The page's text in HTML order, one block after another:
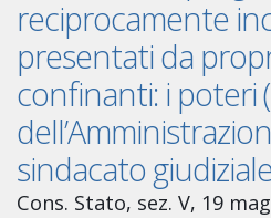
reciprocamente
presentati da
confinanti: i poteri
sindacato
Cons. Stato, sez. V, 19